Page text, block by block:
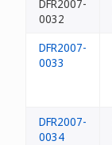
DFR2007-
0032
DFR2007-
0033
DFR2007-
0034